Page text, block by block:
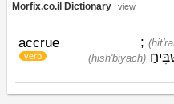
Morfix.co.il Dictionary view
accrue
verb
;
(hish'biyach)